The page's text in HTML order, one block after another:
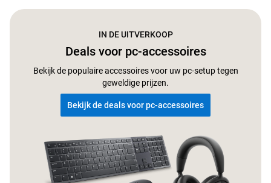
IN DE UITVERKOOP
Deals voor pc-accessoires
Bekijk de populaire accessoires voor uw pc-setup tegen
geweldige prijzen.
Bekijk de deals voor pc-accessoires